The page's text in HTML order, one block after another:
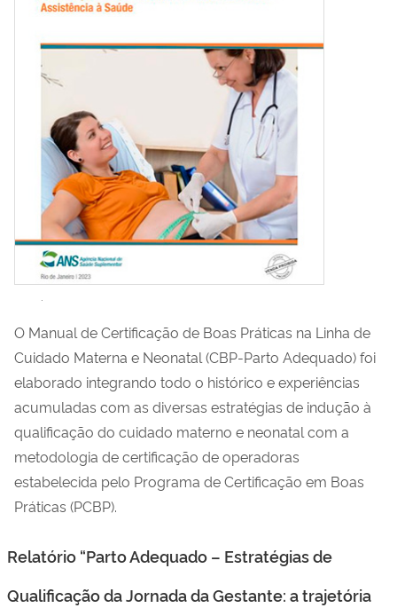
O Manual de Certificação de Boas Práticas na Linha de
Cuidado Materna e Neonatal (CBP-Parto Adequado) foi
elaborado integrando todo o histórico e experiências
acumuladas com as diversas estratégias de indução à
qualificação do cuidado materno e neonatal com a
metodologia de certificação de operadoras
estabelecida pelo Programa de Certificação em Boas
Práticas (PCBP).
Relatório “Parto Adequado – Estratégias de
Qualificação da Jornada da Gestante: a trajetória